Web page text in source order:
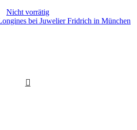
Nicht vorrätig